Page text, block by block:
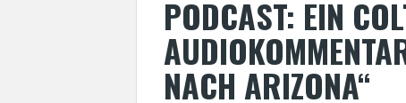
PODCAST: EIN
NACH ARIZONA“